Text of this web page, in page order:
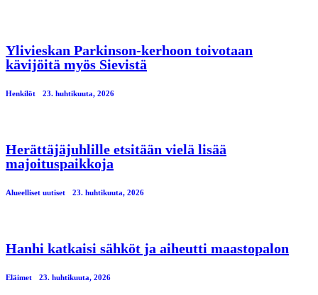
Ylivieskan Parkinson-kerhoon toivotaan
kävijöitä myös Sievistä
Henkilöt 23. huhtikuuta, 2026
Herättäjäjuhlille etsitään vielä lisää
majoituspaikkoja
Alueelliset uutiset 23. huhtikuuta, 2026
Hanhi katkaisi sähköt ja aiheutti maastopalon
Eläimet 23. huhtikuuta, 2026